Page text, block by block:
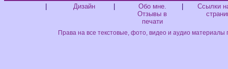
Дизайн
Обо мне.
Отзывы в
печати
Ссылки
Права на все текстовые, фото, видео и аудио